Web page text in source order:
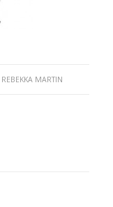
REBEKKA MARTIN